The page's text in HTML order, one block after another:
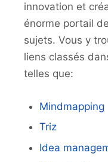
innovation et
énorme portail
sujets. Vous y
liens classés
telles que:
Mindmapping
Triz
Idea